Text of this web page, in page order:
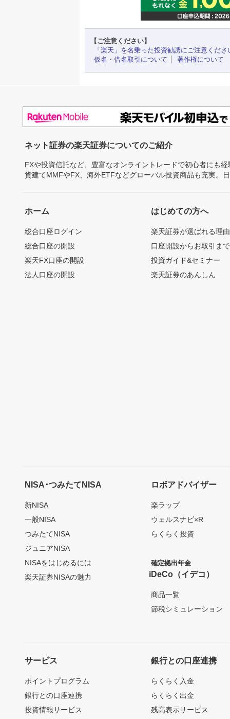
【ご注意ください】
「楽天」を名乗った投資勧誘にご注意くださ
仮名・借名取引について
著作権について
ネット証券の楽天証券についてのご紹介
FXや投資信託など、豊富なオンライントレードで初心者にも
貨建てMMFやFX、海外ETFなどグローバル投資商品も充実。
ホーム
総合口座ログイン
総合口座の開設
楽天FX口座の開設
法人口座の開設
はじめての方へ
楽天証券が選ばれる理由
口座開設からお取引ま
投資ガイド&セミナー
楽天証券のあんしん
NISA･つみたてNISA
新NISA
一般NISA
つみたてNISA
ジュニアNISA
NISAをはじめるには
楽天証券NISAの魅力
ロボアドバイザー
楽ラップ
ウェルスナビ×R
らくらく投資
確定拠出年金
iDeCo（イデコ）
商品一覧
節税シミュレーション
サービス
ポイントプログラム
銀行との口座連携
投資情報サービス
銀行との口座連携
らくらく入金
らくらく出金
残高表示サービス